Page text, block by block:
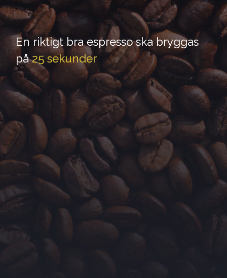
En riktigt bra espresso ska bryggas
på 25 sekunder